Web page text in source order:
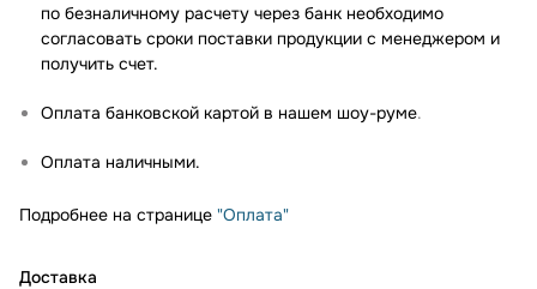
по безналичному расчету через банк необходимо
согласовать сроки поставки продукции с менеджером и
получить счет.
Оплата банковской картой в нашем шоу-руме.
Оплата наличными.
Подробнее на странице "Оплата"
Доставка